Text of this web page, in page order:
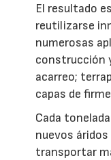
El resultado
reutilizarse
numerosas
construcción
acarreo;
capas de
Cada
nuevos áridos
transportar